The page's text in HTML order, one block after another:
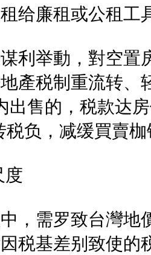
给廉租或公租工
利举動，對空置
產税制重流转
出售的，税款达
税负，减缓買賣
度
，需罗致台灣地
税基差别致使的